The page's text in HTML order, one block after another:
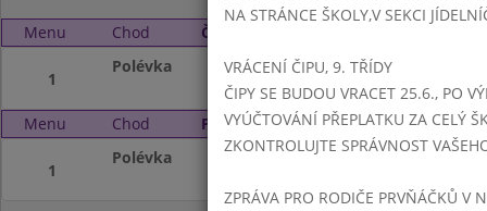
Menu Chod Čtvrtek 1. 4. 2021 (11:15 - 14:00)
1
Polévka NEVAŘÍ SE
Menu Chod Pátek 2. 4. 2021 (11:15 - 14:00)
1
Polévka NEVAŘÍ SE
NA STRÁNCE ŠKOLY,V SEKCI
VRÁCENÍ ČIPU, 9. TŘÍDY
ČIPY SE BUDOU VRACET 25.6., PO
VYÚČTOVÁNÍ PŘEPLATKU ZA CELÝ
ZKONTROLUJTE SPRÁVNOST
ZPRÁVA PRO RODIČE PRVŇÁČKŮ V